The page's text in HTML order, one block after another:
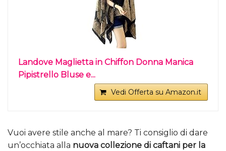
Landove Maglietta in Chiffon Donna Manica
Pipistrello Bluse e...
Vedi Offerta su Amazon.it
Vuoi avere stile anche al mare? Ti consiglio di dare
un’occhiata alla nuova collezione di caftani per la